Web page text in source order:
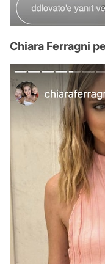
Chiara Ferragni